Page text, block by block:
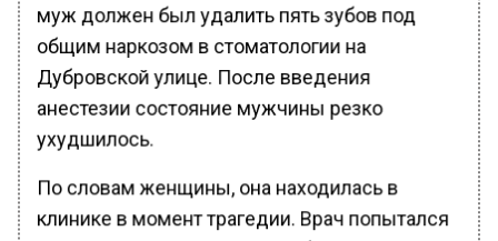
муж должен был удалить пять зубов под
общим наркозом в стоматологии на
Дубровской улице. После введения
анестезии состояние мужчины резко
ухудшилось.
По словам женщины, она находилась в
клинике в момент трагедии. Врач попытался